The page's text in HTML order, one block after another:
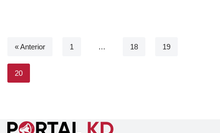
« Anterior 1 … 18 19
20